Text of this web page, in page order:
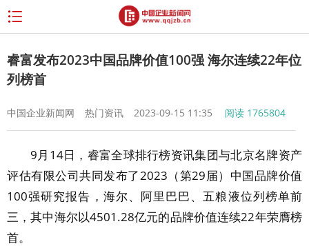
睿富发布2023中国品牌价值100强 海尔连续22年位
列榜首
中国企业新闻网 热门资讯 2023-09-15 11:35 阅读 1765804
9月14日，睿富全球排行榜资讯集团与北京名牌资产
评估有限公司共同发布了2023（第29届）中国品牌价值
100强研究报告，海尔、阿里巴巴、五粮液位列榜单前
三，其中海尔以4501.28亿元的品牌价值连续22年荣膺榜
首。